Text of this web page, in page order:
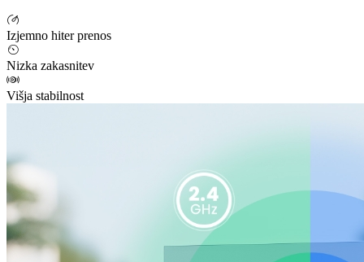
Izjemno hiter prenos
Nizka zakasnitev
Višja stabilnost